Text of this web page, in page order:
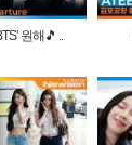
원해🎵 ..